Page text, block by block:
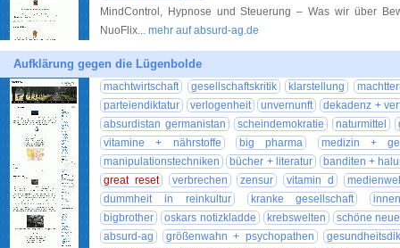
MindControl, Hypnose und Steuerung – Was wir über
NuoFlix... mehr auf absurd-ag.de
Aufklärung gegen die Lügenbolde
machtwirtschaft gesellschaftskritik klarstellung
parteiendiktatur
verlogenheit unvernunft
dekadenz +
absurdistan germanistan
scheindemokratie naturmittel
vitamine + nährstoffe
big pharma
medizin +
manipulationstechniken
bücher + literatur
banditen +
great reset
verbrechen zensur vitamin d
dummheit in reinkultur
kranke gesellschaft
bigbrother
oskars notizkladde krebswelten
schöne
absurd-ag
größenwahn + psychopathen